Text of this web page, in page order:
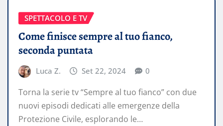
SPETTACOLO E TV
Come finisce sempre al tuo fianco,
seconda puntata
Luca Z. Set 22, 2024 0
Torna la serie tv “Sempre al tuo fianco” con due
nuovi episodi dedicati alle emergenze della
Protezione Civile, esplorando le…